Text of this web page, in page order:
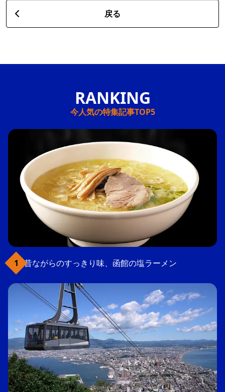
戻る
今人気の特集記事TOP5
昔ながらのすっきり味、函館の塩ラーメン